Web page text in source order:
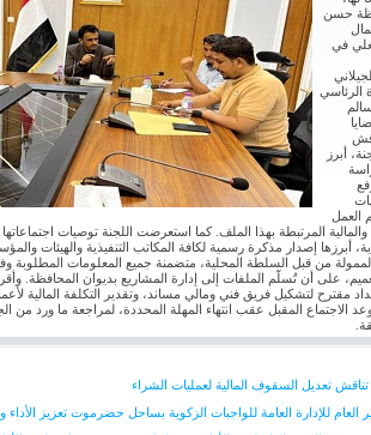
حسن
في
الرئاسي
أبرز
العمل
والمالية المرتبطة بهذا الملف. كما استعرضت اللجنة توصيات
أبرزها إصدار مذكرة رسمية لكافة المكاتب التنفيذية والهيئات
الممولة من قبل السلطة المحلية، متضمنة جميع المعلومات المطلوبة
على أن تُسلّم الملفات إلى إدارة المشاريع بديوان المحافظة.
مقترح لتشكيل فريق فني ومالي مساند، وتقدير التكلفة المالية
الاجتماع المقبل عقب انتهاء المهلة المحددة، لمراجعة ما ورد من
تناقش تعديل السقوف المالية لعمليات الشراء
للإدارة العامة للواجبات الزكوية بساحل حضرموت تعزيز الأداء